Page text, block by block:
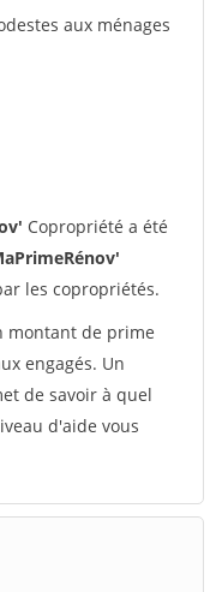
aux ménages
Copropriété a été
les copropriétés.
montant de prime
engagés. Un
de savoir à quel
d'aide vous